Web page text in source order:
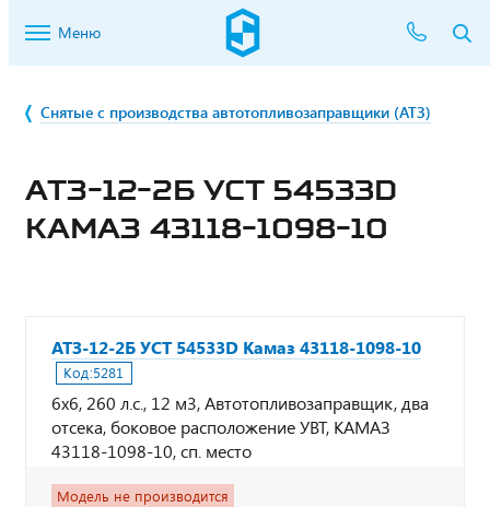
Меню
Снятые с производства автотопливозаправщики (АТЗ)
АТЗ-12-2Б УСТ 54533D
КАМАЗ 43118-1098-10
АТЗ-12-2Б УСТ 54533D Камаз 43118-1098-10
Код:5281
6х6, 260 л.с., 12 м3, Автотопливозаправщик, два
отсека, боковое расположение УВТ, КАМАЗ
43118-1098-10, сп. место
Модель не производится